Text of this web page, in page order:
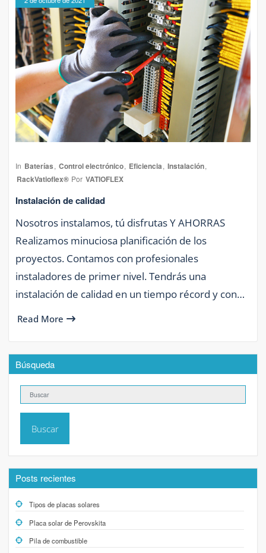
In Baterías, Control electrónico, Eficiencia, Instalación,
RackVatioflex® Por VATIOFLEX
Instalación de calidad
Nosotros instalamos, tú disfrutas Y AHORRAS
Realizamos minuciosa planificación de los
proyectos. Contamos con profesionales
instaladores de primer nivel. Tendrás una
instalación de calidad en un tiempo récord y con…
Read More
Búsqueda
Buscar
Posts recientes
Tipos de placas solares
Placa solar de Perovskita
Pila de combustible